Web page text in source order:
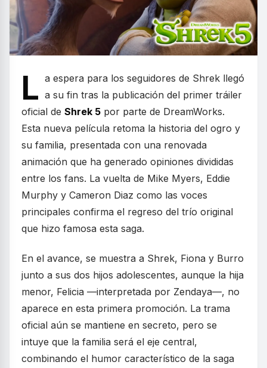
L a espera para los seguidores de Shrek llegó
a su fin tras la publicación del primer tráiler
oficial de Shrek 5 por parte de DreamWorks.
Esta nueva película retoma la historia del ogro y
su familia, presentada con una renovada
animación que ha generado opiniones divididas
entre los fans. La vuelta de Mike Myers, Eddie
Murphy y Cameron Diaz como las voces
principales confirma el regreso del trío original
que hizo famosa esta saga.
En el avance, se muestra a Shrek, Fiona y Burro
junto a sus dos hijos adolescentes, aunque la hija
menor, Felicia —interpretada por Zendaya—, no
aparece en esta primera promoción. La trama
oficial aún se mantiene en secreto, pero se
intuye que la familia será el eje central,
combinando el humor característico de la saga